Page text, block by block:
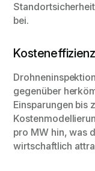
bei.
Kosteneffizienz
gegenüber
Einsparungen bis
pro MW hin, was
wirtschaftlich